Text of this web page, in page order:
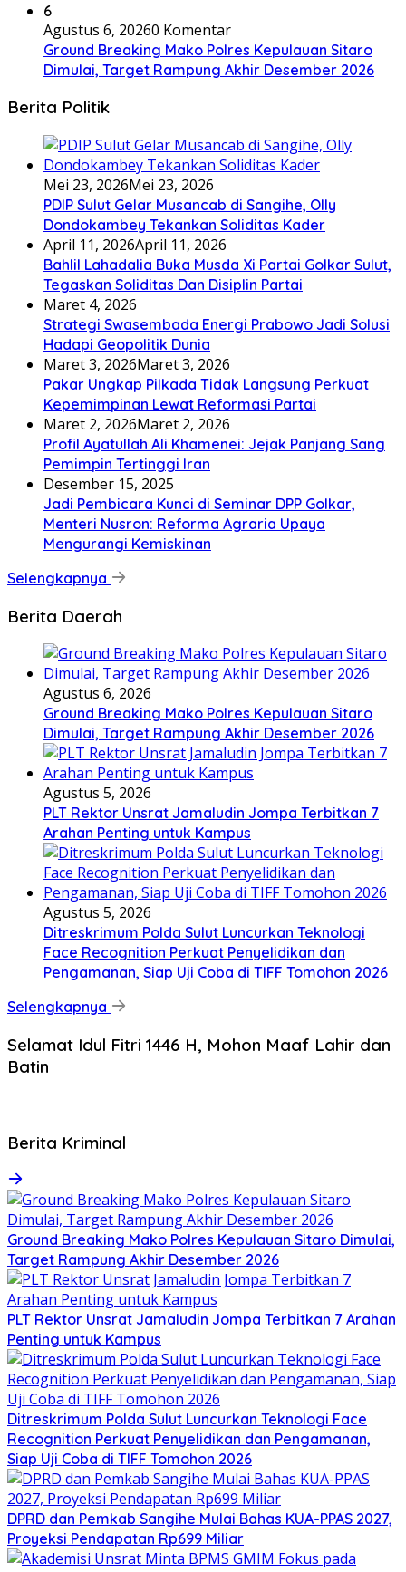
6
Agustus 6, 20260 Komentar
Ground Breaking Mako Polres Kepulauan Sitaro
Dimulai, Target Rampung Akhir Desember 2026
Berita Politik
Mei 23, 2026Mei 23, 2026
PDIP Sulut Gelar Musancab di Sangihe, Olly
Dondokambey Tekankan Soliditas Kader
April 11, 2026April 11, 2026
Bahlil Lahadalia Buka Musda Xi Partai Golkar Sulut,
Tegaskan Soliditas Dan Disiplin Partai
Maret 4, 2026
Strategi Swasembada Energi Prabowo Jadi Solusi
Hadapi Geopolitik Dunia
Maret 3, 2026Maret 3, 2026
Pakar Ungkap Pilkada Tidak Langsung Perkuat
Kepemimpinan Lewat Reformasi Partai
Maret 2, 2026Maret 2, 2026
Profil Ayatullah Ali Khamenei: Jejak Panjang Sang
Pemimpin Tertinggi Iran
Desember 15, 2025
Jadi Pembicara Kunci di Seminar DPP Golkar,
Menteri Nusron: Reforma Agraria Upaya
Mengurangi Kemiskinan
Selengkapnya
Berita Daerah
Agustus 6, 2026
Ground Breaking Mako Polres Kepulauan Sitaro
Dimulai, Target Rampung Akhir Desember 2026
Agustus 5, 2026
​PLT Rektor Unsrat Jamaludin Jompa Terbitkan 7
Arahan Penting untuk Kampus
Agustus 5, 2026
Ditreskrimum Polda Sulut Luncurkan Teknologi
Face Recognition Perkuat Penyelidikan dan
Pengamanan, Siap Uji Coba di TIFF Tomohon 2026
Selengkapnya
Selamat Idul Fitri 1446 H, Mohon Maaf Lahir dan
Batin
Berita Kriminal
Ground Breaking Mako Polres Kepulauan Sitaro Dimulai,
Target Rampung Akhir Desember 2026
​PLT Rektor Unsrat Jamaludin Jompa Terbitkan 7 Arahan
Penting untuk Kampus
Ditreskrimum Polda Sulut Luncurkan Teknologi Face
Recognition Perkuat Penyelidikan dan Pengamanan,
Siap Uji Coba di TIFF Tomohon 2026
DPRD dan Pemkab Sangihe Mulai Bahas KUA-PPAS 2027,
Proyeksi Pendapatan Rp699 Miliar